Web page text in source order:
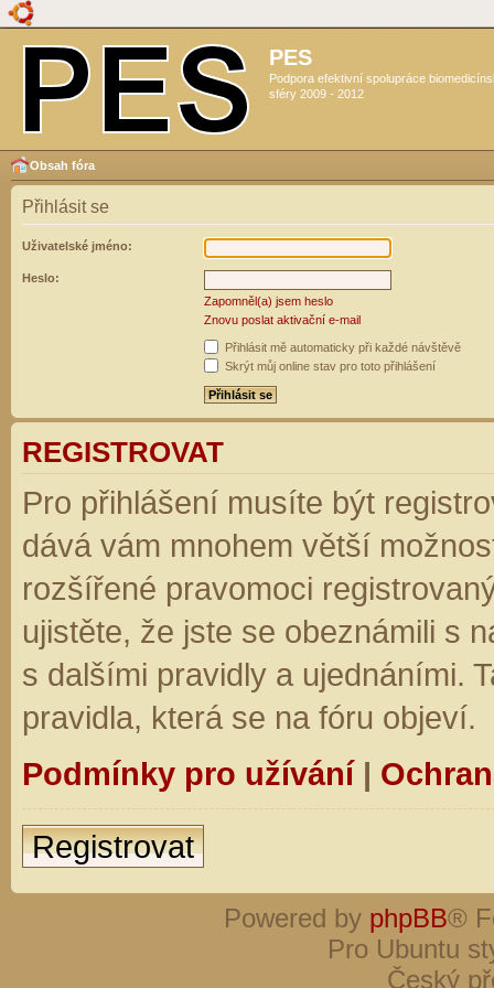
PES
Podpora efektivní spolupráce
sféry 2009 - 2012
Obsah fóra
Přihlásit se
Uživatelské jméno:
Heslo:
Zapomněl(a) jsem heslo
Znovu poslat aktivační e-mail
Přihlásit mě automaticky při každé návštěvě
Skrýt můj online stav pro toto přihlášení
REGISTROVAT
Pro přihlášení musíte být
dává vám mnohem větší
rozšířené pravomoci
ujistěte, že jste se obeznámili s
s dalšími pravidly a ujednáními.
pravidla, která se na fóru objeví.
Podmínky pro užívání|
Registrovat
Powered by phpBB®
Pro Ubuntu
Český